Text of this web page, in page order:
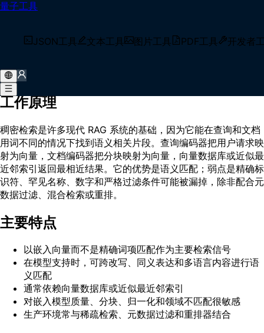
量子工具
JSON工具 文本工具 图片工具 PDF工具 开发者
首页/术语库
什么是 稠密检索（Dense Retrieval）？
和文档表示为稠密嵌入向量，并通过向量相似度检索结果。
工作原理
稠密检索是许多现代 RAG 系统的基础，因为它能在查询和文档
用词不同的情况下找到语义相关片段。查询编码器把用户请求映
射为向量，文档编码器把分块映射为向量，向量数据库或近似最
近邻索引返回最相近结果。它的优势是语义匹配；弱点是精确标
识符、罕见名称、数字和严格过滤条件可能被漏掉，除非配合元
数据过滤、混合检索或重排。
主要特点
以嵌入向量而不是精确词项匹配作为主要检索信号
在模型支持时，可跨改写、同义表达和多语言内容进行语
义匹配
通常依赖向量数据库或近似最近邻索引
对嵌入模型质量、分块、归一化和领域不匹配很敏感
生产环境常与稀疏检索、元数据过滤和重排器结合